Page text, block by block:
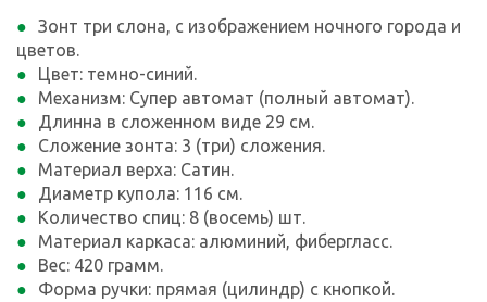
Зонт три слона, с изображением ночного города и
цветов.
Цвет: темно-синий.
Механизм: Супер автомат (полный автомат).
Длинна в сложенном виде 29 см.
Сложение зонта: 3 (три) сложения.
Материал верха: Сатин.
Диаметр купола: 116 см.
Количество спиц: 8 (восемь) шт.
Материал каркаса: алюминий, фибергласс.
Вес: 420 грамм.
Форма ручки: прямая (цилиндр) с кнопкой.